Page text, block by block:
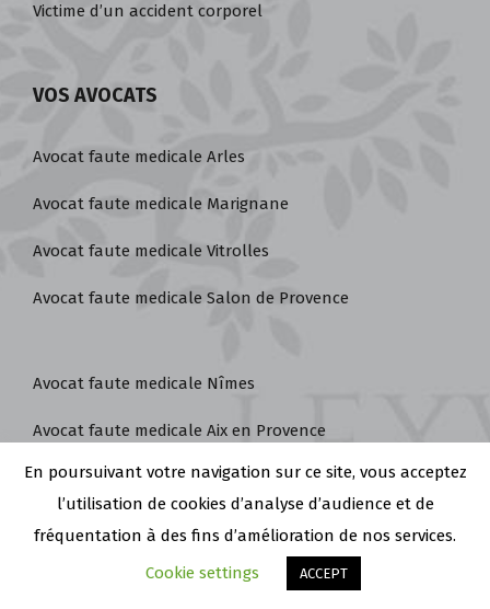
Victime d’un accident corporel
VOS AVOCATS
Avocat faute medicale Arles
Avocat faute medicale Marignane
Avocat faute medicale Vitrolles
Avocat faute medicale Salon de Provence
Avocat faute medicale Nîmes
Avocat faute medicale Aix en Provence
Avocat faute medicale Martigues
Avocat faute medicale Avignon
Avocat faute medicale Marseille
En poursuivant votre navigation sur ce site, vous acceptez
l’utilisation de cookies d’analyse d’audience et de
fréquentation à des fins d’amélioration de nos services.
Cookie settings
ACCEPT
À votre service !
À votre service !